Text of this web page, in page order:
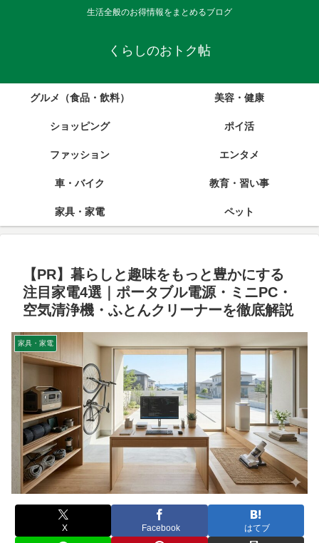
生活全般のお得情報をまとめるブログ
くらしのおトク帖
グルメ（食品・飲料） 美容・健康
ショッピング ポイ活
ファッション エンタメ
車・バイク 教育・習い事
家具・家電 ペット
【PR】暮らしと趣味をもっと豊かにする
注目家電4選｜ポータブル電源・ミニPC・
空気清浄機・ふとんクリーナーを徹底解説
家具・家電
X Facebook はてブ